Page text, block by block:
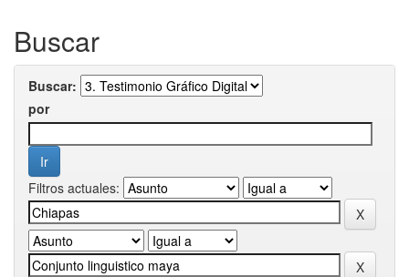
Buscar
Buscar:
por
Filtros actuales: